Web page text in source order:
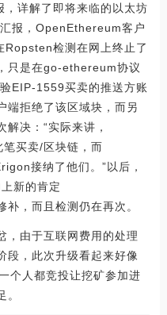
，详解了即将来临的以太坊
报，OpenEthereum客户
Ropsten检测在网上终止了
只是在go-ethereum协议
EIP-1559买卖的推送方账
端拒绝了该区域块，而另
决：“实际来讲，
买卖/区块链，而
接纳了他们。”以后，
新的肯定
，而且检测仍在再次。
，由于互联网费用的处理
段，此次升级看起来好像
个人都竞投让挖矿参加进